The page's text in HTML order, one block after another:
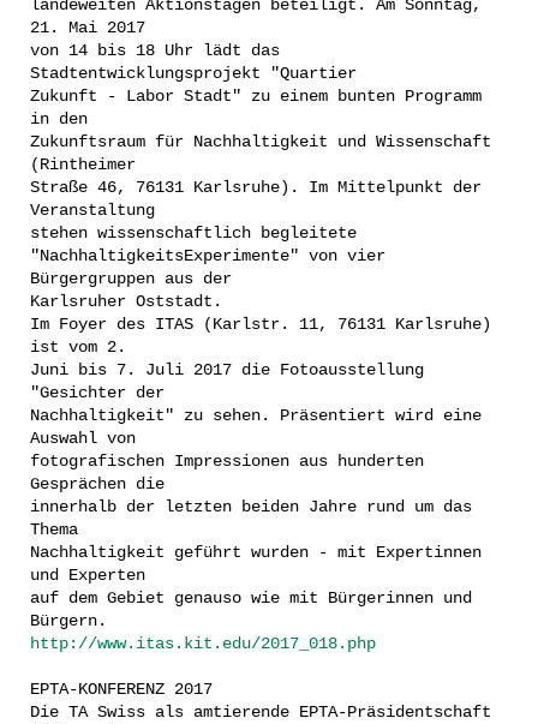
landeweiten Aktionstagen beteiligt. Am Sonntag,
21. Mai 2017
von 14 bis 18 Uhr lädt das
Stadtentwicklungsprojekt "Quartier
Zukunft - Labor Stadt" zu einem bunten Programm
in den
Zukunftsraum für Nachhaltigkeit und Wissenschaft
(Rintheimer
Straße 46, 76131 Karlsruhe). Im Mittelpunkt der
Veranstaltung
stehen wissenschaftlich begleitete
"NachhaltigkeitsExperimente" von vier
Bürgergruppen aus der
Karlsruher Oststadt.
Im Foyer des ITAS (Karlstr. 11, 76131 Karlsruhe)
ist vom 2.
Juni bis 7. Juli 2017 die Fotoausstellung
"Gesichter der
Nachhaltigkeit" zu sehen. Präsentiert wird eine
Auswahl von
fotografischen Impressionen aus hunderten
Gesprächen die
innerhalb der letzten beiden Jahre rund um das
Thema
Nachhaltigkeit geführt wurden - mit Expertinnen
und Experten
auf dem Gebiet genauso wie mit Bürgerinnen und
Bürgern.
http://www.itas.kit.edu/2017_018.php
EPTA-KONFERENZ 2017
Die TA Swiss als amtierende EPTA-Präsidentschaft